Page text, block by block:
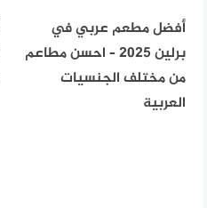
أفضل مطعم عربي في
برلين 2025 – احسن مطاعم
من مختلف الجنسيات
العربية